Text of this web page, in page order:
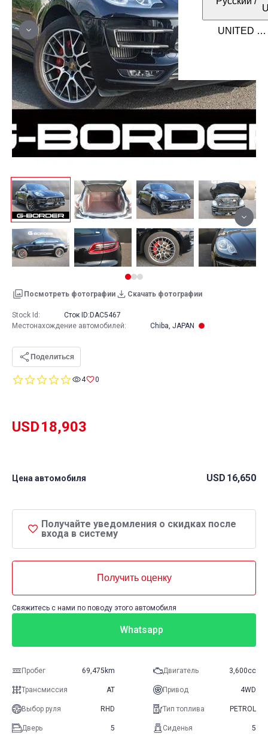
Посмотреть фотографии Скачать фотографии
0.04 0
USD18,903
Цена автомобиля USD 16,650
Получайте уведомления о скидках после
входа в систему
Получить оценку
Свяжитесь с нами по поводу этого автомобиля
Whatsapp
Пробег 69,475km Двигатель 3,600cc
Трансмиссия AT Привод 4WD
Выбор руля RHD Тип топлива PETROL
Дверь 5 Сиденья 5
Stock Id: Сток ID: DAC5467
Местонахождение автомобилей: Chiba, JAPAN
Поделиться